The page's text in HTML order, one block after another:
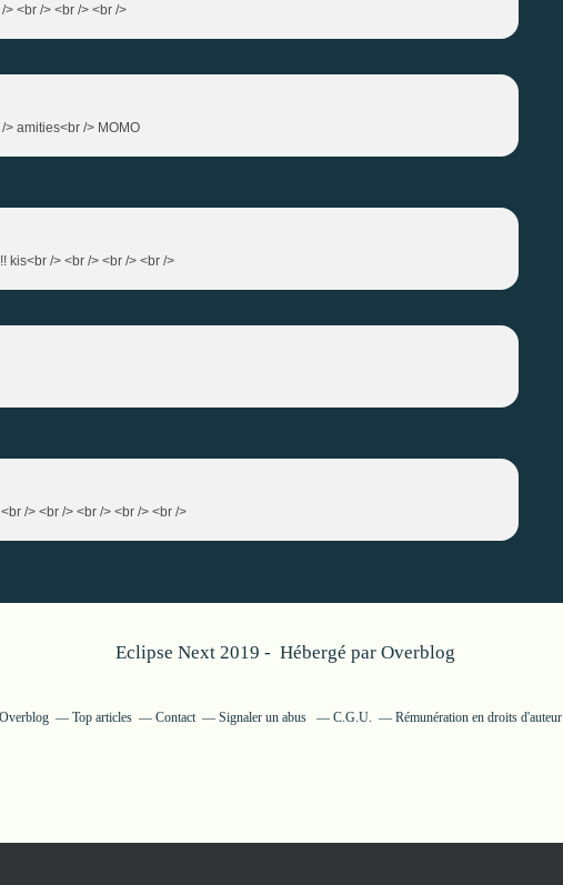
<br /> <br /> <br />
amities<br /> MOMO
/> <br /> <br /> <br />
/> <br /> <br /> <br /> <br />
Eclipse Next 2019 - Hébergé par Overblog
Top articles Contact Signaler un abus C.G.U. Rémunération en droits d'auteur